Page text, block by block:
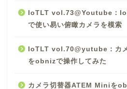
IoTLT vol.73@Youtube：
で使い易い俯瞰カメラを模索
IoTLT vol.70@yutube：カ
をobnizで操作してみた
カメラ切替器ATEM Miniを